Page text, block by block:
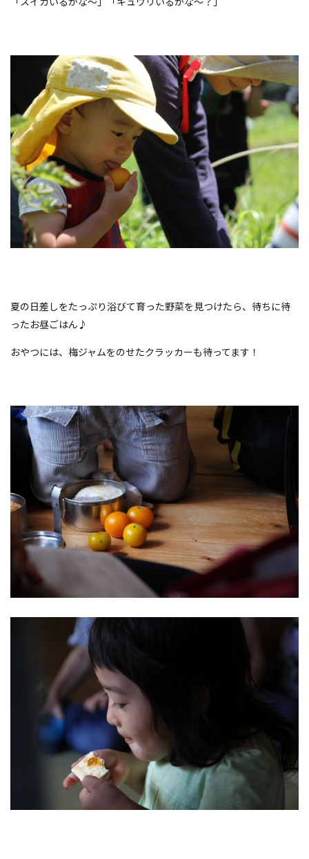
夏の日差しをたっぷり浴びて育った野菜を見つけたら、待ちに待
ったお昼ごはん♪
おやつには、梅ジャムをのせたクラッカーも待ってます！